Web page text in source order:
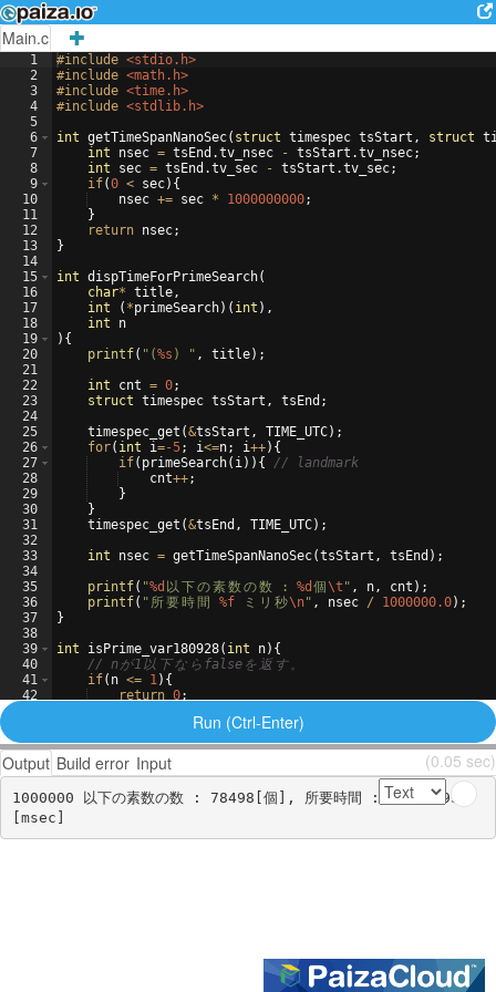
Main.c
1
2
3
4
5
6
7
8
9
10
11
12
13
14
15
16
17
18
19
20
21
22
23
24
25
26
27
28
29
30
31
32
33
34
35
36
37
38
39
40
41
42
#include <stdio.h>
#include <math.h>
#include <time.h>
#include <stdlib.h>
int getTimeSpanNanoSec( struct timespec tsStart , struct
int
nsec = tsEnd .tv_nsec - tsStart .tv_nsec;
int
sec = tsEnd .tv_sec - tsStart .tv_sec;
if(0 < sec) {
nsec += sec * 1000000000;
}
return nsec;
}
int dispTimeForPrimeSearch(
char* title,
int
( *primeSearch) ( int ) ,
int
n
) {
printf( " (%s ) " , title) ;
int
cnt = 0;
struct timespec tsStart , tsEnd ;
timespec_get (&tsStart , TIME_UTC) ;
for( int i=-5; i<=n; i++) {
if( primeSearch( i)) {
// landmark
cnt++;
}
}
timespec_get (&tsEnd , TIME_UTC) ;
int
nsec = getTimeSpanNanoSec(tsStart , tsEnd ) ;
printf( "%d 以 下の素数 の数 : %d 個 \t " , n, cnt ) ;
printf( " 所要 時 間 %f ミ リ 秒\n" , nsec / 1000000.0) ;
}
int
isPrime_var180928( int n) {
// nが1 以 下 な ら false を 返 す 。
if( n <= 1) {
return 0;
Run (Ctrl-Enter)
Output Build error Input (0.05 sec)
1000000 以下の素数の数 : 78498[個], 所要時間 : 51.212934